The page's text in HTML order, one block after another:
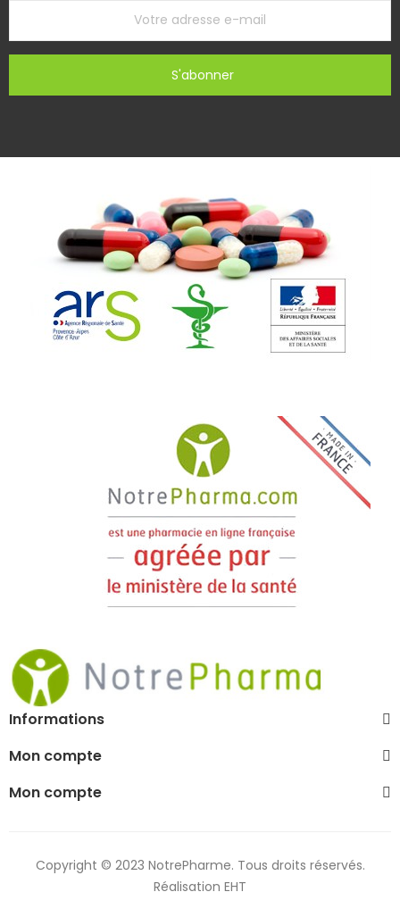
S'abonner
Informations
Mon compte
Mon compte
Copyright © 2023 NotrePharme. Tous droits réservés.
Réalisation EHT